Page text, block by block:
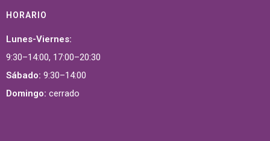
HORARIO
Lunes-Viernes:
9:30–14:00, 17:00–20:30
Sábado: 9:30–14:00
Domingo: cerrado